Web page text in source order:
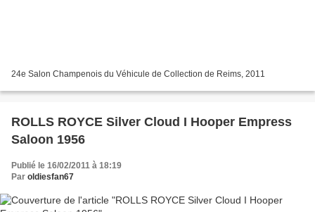
24e Salon Champenois du Véhicule de Collection de Reims, 2011
ROLLS ROYCE Silver Cloud I Hooper Empress
Saloon 1956
Publié le 16/02/2011 à 18:19
Par oldiesfan67